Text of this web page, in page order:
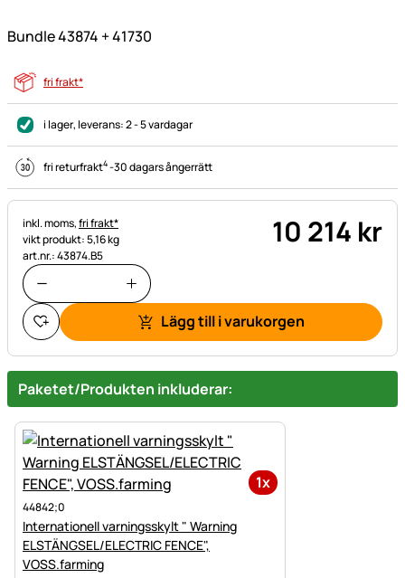
Bundle 43874 + 41730
fri frakt*
i lager, leverans:2 - 5 vardagar
fri returfrakt4-30 dagars ångerrätt
Skatteinformation:
inkl. moms,fri frakt*
vikt produkt: 5,16 kg
art.nr.: 43874.B5
10 214 kr
Lägg till i varukorgen
Paketet/Produkten inkluderar:
1x
44842;0
Internationell varningsskylt " Warning
ELSTÄNGSEL/ELECTRIC FENCE",
VOSS.farming